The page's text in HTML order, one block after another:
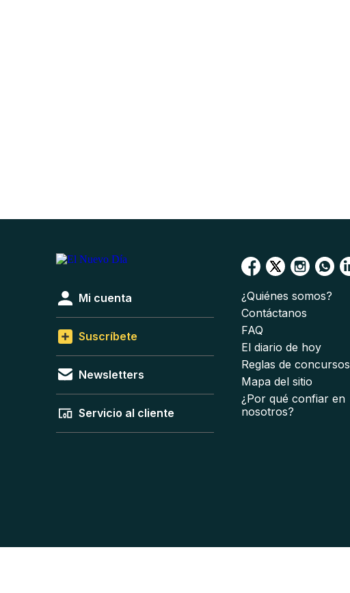
Mi cuenta
Suscríbete
Newsletters
Servicio al cliente
¿Quiénes somos?
Contáctanos
FAQ
El diario de hoy
Reglas de concursos
Mapa del sitio
¿Por qué confiar en
nosotros?